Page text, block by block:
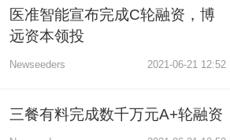
医准智能宣布完成C轮融资，博
远资本领投
Newseeders 2021-06-21 12:52
三餐有料完成数千万元A+轮融资